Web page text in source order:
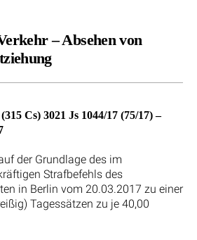
– Absehen von
Cs) 3021 Js 1044/17 (75/17) –
der Grundlage des im
Strafbefehls des
in Berlin vom 20.03.2017 zu einer
Tagessätzen zu je 40,00